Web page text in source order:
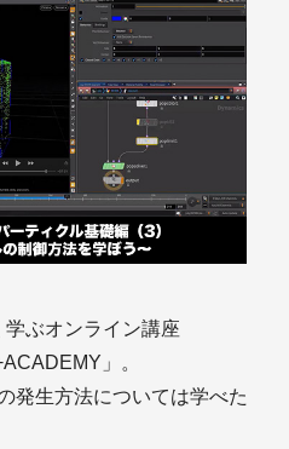
ぶオンライン講座
」。
発生方法については学べた